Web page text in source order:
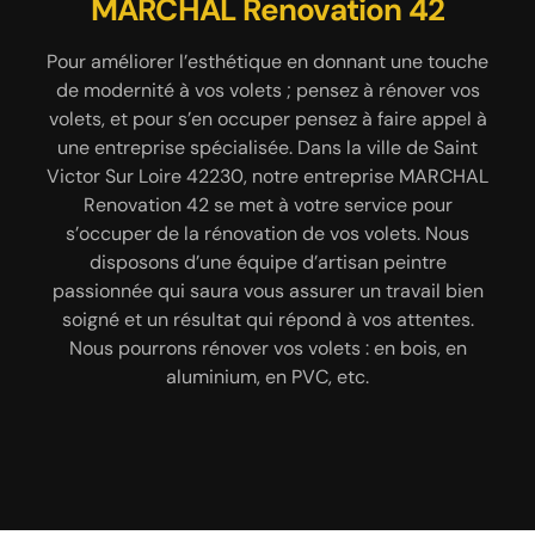
MARCHAL Renovation 42
Pour améliorer l’esthétique en donnant une touche
de modernité à vos volets ; pensez à rénover vos
volets, et pour s’en occuper pensez à faire appel à
une entreprise spécialisée. Dans la ville de Saint
Victor Sur Loire 42230, notre entreprise MARCHAL
Renovation 42 se met à votre service pour
s’occuper de la rénovation de vos volets. Nous
disposons d’une équipe d’artisan peintre
passionnée qui saura vous assurer un travail bien
soigné et un résultat qui répond à vos attentes.
Nous pourrons rénover vos volets : en bois, en
aluminium, en PVC, etc.
avec MARCHAL Renovation 42
Exerçant le métier de peintre depuis plusieurs
années ; fiez-vous à notre entreprise MARCHAL
Renovation 42 pour effectuer un décapage de vos
volets métalliques dans la ville de Saint Victor Sur
Loire 42230. Nous avons à notre service des
équipes de peintres 42230 très professionnelles et
passionnées qui ont connaissance des différentes
méthodes de décapage, telles que : le décapage
chimique, le décapage à la soude ou le décapage
par sablage. Quelle que soit la technique de
décapage que vous souhaitez effectuer, nos
techniciens 42230 vont les réaliser dans le respect
42230 par MARCHAL
Renovation 42
L’installation de volet est une intervention délicate
qui nécessite beaucoup des savoir-faire et des
compétences particulières ; c’est pour cela qu’il
est important de s’en remettre à une entreprise
spécialisée. Dans la ville de Saint Victor Sur Loire
42230, fiez-vous au professionnalisme de notre
entreprise MARCHAL Renovation 42 pour installer
le type de volet que vous souhaitez. Nous avons
plusieurs années d’expérience à notre actif, et
avons connaissance des meilleures méthodes pour
poser vos volets 42230. Le volet poser par notre